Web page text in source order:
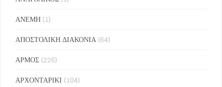
ΑΝΕΜΗ (1)
ΑΠΟΣΤΟΛΙΚΗ ΔΙΑΚΟΝΙΑ (64)
ΑΡΜΟΣ (226)
ΑΡΧΟΝΤΑΡΙΚΙ (104)